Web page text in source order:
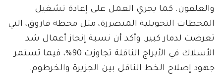
والعلفون. كما يجري العمل على إعادة تشغيل
المحطات التحويلية المتضررة، مثل محطة فاروق، التي
تعرضت لدمار كبير. وأكد أن نسبة إنجاز أعمال شد
الأسلاك في الأبراج الناقلة تجاوزت 90%، فيما تستمر
جهود إصلاح الخط الناقل بين الجزيرة والخرطوم.